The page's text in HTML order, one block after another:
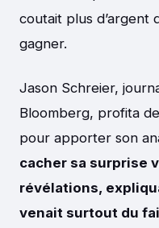
coutait plus d’argent
gagner.
Jason Schreier,
Bloomberg, profita
pour apporter son
cacher sa surprise
révélations,
venait surtout du